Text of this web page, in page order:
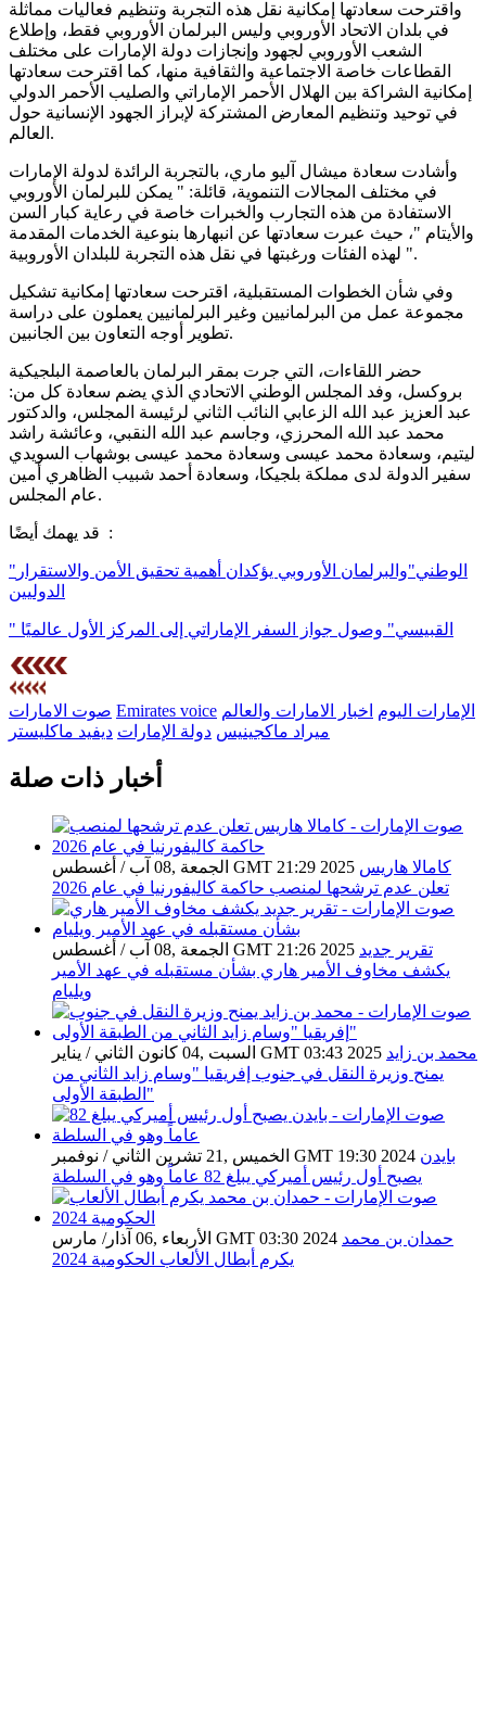
واقترحت سعادتها إمكانية نقل هذه التجربة وتنظيم فعاليات مماثلة
في بلدان الاتحاد الأوروبي وليس البرلمان الأوروبي فقط، وإطلاع
الشعب الأوروبي لجهود وإنجازات دولة الإمارات على مختلف
القطاعات خاصة الاجتماعية والثقافية منها، كما اقترحت سعادتها
إمكانية الشراكة بين الهلال الأحمر الإماراتي والصليب الأحمر الدولي
في توحيد وتنظيم المعارض المشتركة لإبراز الجهود الإنسانية حول
العالم.
وأشادت سعادة ميشال آليو ماري، بالتجربة الرائدة لدولة الإمارات
في مختلف المجالات التنموية، قائلة: " يمكن للبرلمان الأوروبي
الاستفادة من هذه التجارب والخبرات خاصة في رعاية كبار السن
والأيتام "، حيث عبرت سعادتها عن انبهارها بنوعية الخدمات المقدمة
لهذه الفئات ورغبتها في نقل هذه التجربة للبلدان الأوروبية ".
وفي شأن الخطوات المستقبلية، اقترحت سعادتها إمكانية تشكيل
مجموعة عمل من البرلمانيين وغير البرلمانيين يعملون على دراسة
تطوير أوجه التعاون بين الجانبين.
حضر اللقاءات، التي جرت بمقر البرلمان بالعاصمة البلجيكية
بروكسل، وفد المجلس الوطني الاتحادي الذي يضم سعادة كل من:
عبد العزيز عبد الله الزعابي النائب الثاني لرئيسة المجلس، والدكتور
محمد عبد الله المحرزي، وجاسم عبد الله النقبي، وعائشة راشد
ليتيم، وسعادة محمد عيسى وسعادة محمد عيسى بوشهاب السويدي
سفير الدولة لدى مملكة بلجيكا، وسعادة أحمد شبيب الظاهري أمين
عام المجلس.
قد يهمك أيضًا :
"الوطني"والبرلمان الأوروبي يؤكدان أهمية تحقيق الأمن والاستقرار
الدوليين
" القبيسي" وصول جواز السفر الإماراتي إلى المركز الأول عالميًا
صوت الامارات Emirates voice الإمارات اليوم اخبار الامارات والعالم
ميراد ماكجينيس دولة الإمارات ديفيد ماكليستر
أخبار ذات صلة
الجمعة ,08 آب / أغسطس GMT 21:29 2025 كامالا هاريس
تعلن عدم ترشحها لمنصب حاكمة كاليفورنيا في عام 2026
الجمعة ,08 آب / أغسطس GMT 21:26 2025 تقرير جديد
يكشف مخاوف الأمير هاري بشأن مستقبله في عهد الأمير
ويليام
السبت ,04 كانون الثاني / يناير GMT 03:43 2025 محمد بن زايد
يمنح وزيرة النقل في جنوب إفريقيا "وسام زايد الثاني من
الطبقة الأولى"
الخميس ,21 تشرين الثاني / نوفمبر GMT 19:30 2024 بايدن
يصبح أول رئيس أميركي يبلغ 82 عاماً وهو في السلطة
الأربعاء ,06 آذار/ مارس GMT 03:30 2024 حمدان بن محمد
يكرم أبطال الألعاب الحكومية 2024